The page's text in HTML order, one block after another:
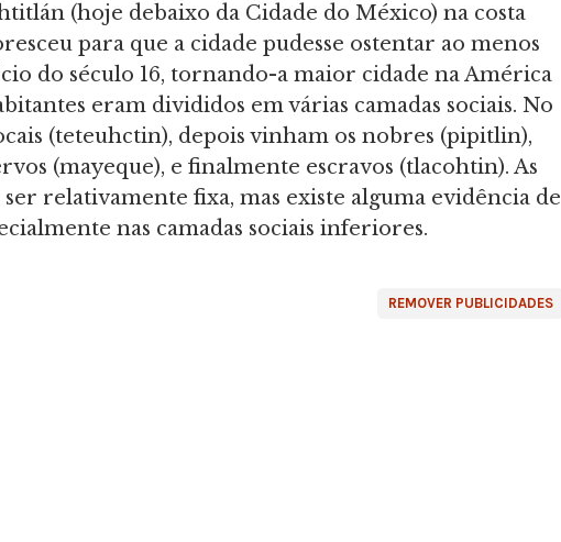
(hoje debaixo da Cidade do México) na costa
para que a cidade pudesse ostentar ao menos
do século 16, tornando-a maior cidade na América
eram divididos em várias camadas sociais. No
(teteuhctin), depois vinham os nobres (pipitlin),
(mayeque), e finalmente escravos (tlacohtin). As
ser relativamente fixa, mas existe alguma evidência de
nas camadas sociais inferiores.
REMOVER PUBLICIDADES